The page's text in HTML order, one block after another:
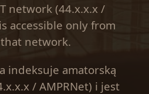
network (44.x.x.x /
accessible only from
network.
indeksuje amatorską
/ AMPRNet) i jest